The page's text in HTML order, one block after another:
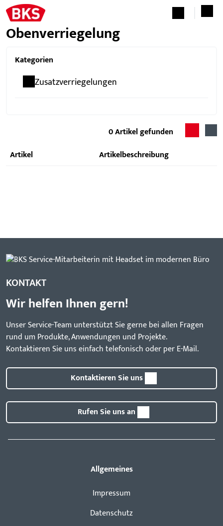
Obenverriegelung
Kategorien
Zusatzverriegelungen
Artikel gefunden
Artikel
Artikelbeschreibung
KONTAKT
Wir helfen Ihnen gern!
Unser Service-Team unterstützt Sie gerne bei allen Fragen
rund um Produkte, Anwendungen und Projekte.
Kontaktieren Sie uns einfach telefonisch oder per E-Mail.
Kontaktieren Sie uns
Rufen Sie uns an
Allgemeines
Impressum
Datenschutz